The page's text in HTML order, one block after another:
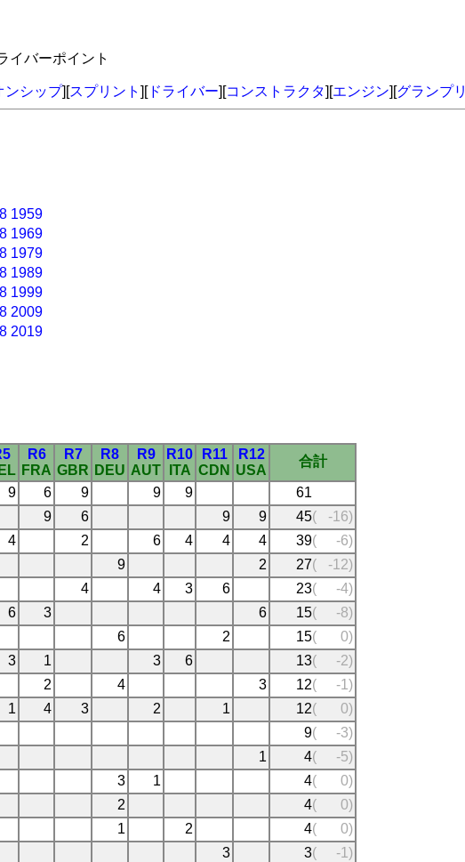
イバーポイント
ンシップ][スプリント ][ドライバー][コンストラクタ][エンジン][グランプリ
1959
1969
1979
1989
1999
2009
2019
R6
FRA
R7
GBR
R8
DEU
R9
AUT
R10
ITA
R11
CDN
R12
USA
合計
9 6 9 9 9
61
9 6 9 9 45(
-16)
4 2 6 4 4 4 39(
-6)
9 2 27(
-12)
4 4 3 6 23(
-4)
6 3 6 15(
-8)
6 2 15(
0)
3 1 3 6 13(
-2)
2 4 3 12(
-1)
1 4 3 2 1 12(
0)
9(
-3)
1 4(
-5)
3 1 4(
0)
2 4(
0)
1 2 4(
0)
3 3(
-1)